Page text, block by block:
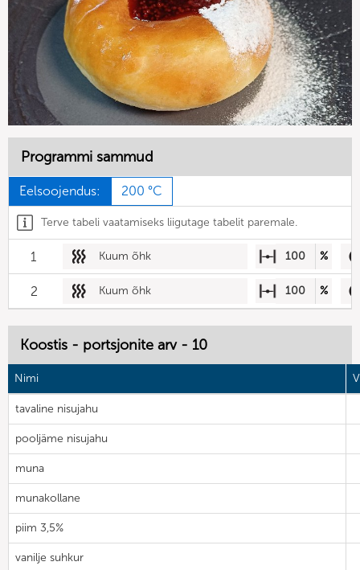
Programmi sammud
Eelsoojendus: 200 °C
Terve tabeli vaatamiseks liigutage tabelit paremale.
1 Kuum õhk 100 %
2 Kuum õhk 100 %
Koostis - portsjonite arv - 10
Nimi
tavaline nisujahu
pooljäme nisujahu
muna
munakollane
piim 3,5%
vanilje suhkur